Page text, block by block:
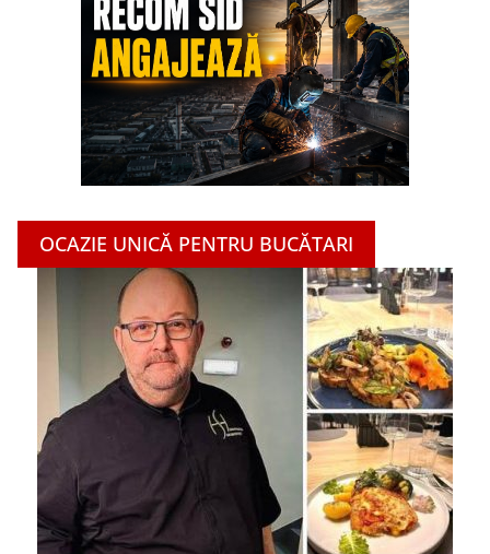
OCAZIE UNICĂ PENTRU BUCĂTARI